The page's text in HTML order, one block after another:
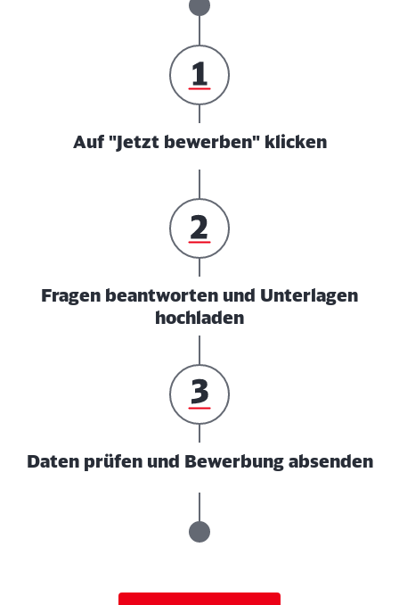
Auf "Jetzt bewerben" klicken
Fragen beantworten und Unterlagen
hochladen
Daten prüfen und Bewerbung absenden